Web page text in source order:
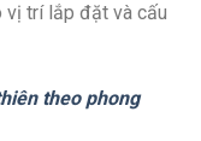
vị trí lắp đặt và cấu
theo phong